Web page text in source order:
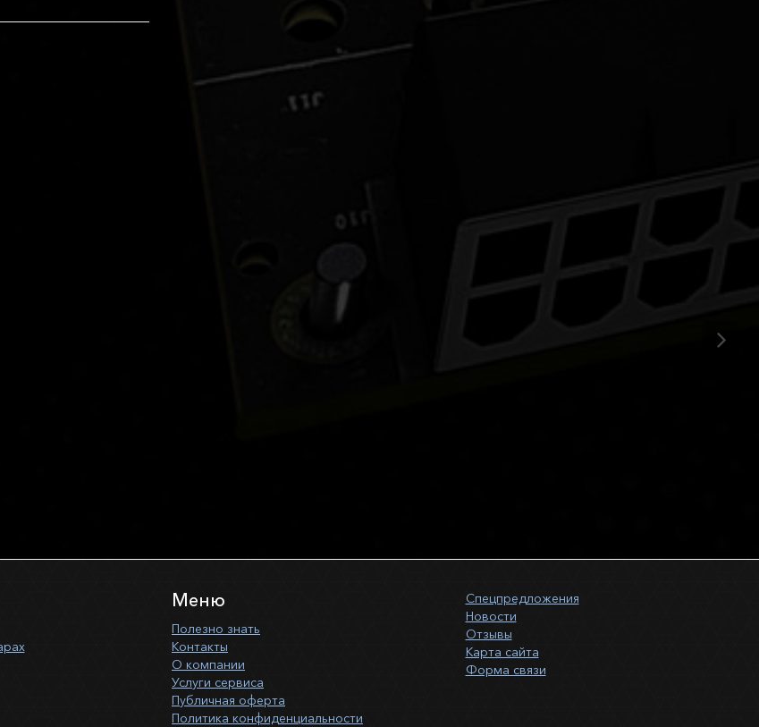
Меню
Полезно знать
Контакты
О компании
Услуги сервиса
Публичная оферта
Политика конфиденциальности
Спецпредложения
Новости
Отзывы
Карта сайта
Форма связи